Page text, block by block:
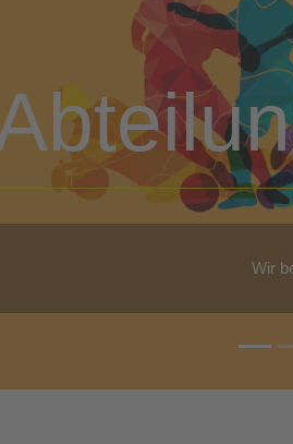
Ob Yoga, Step-Aerobic,